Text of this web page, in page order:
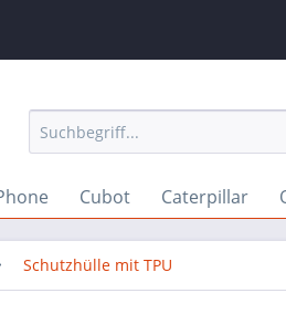
Cubot Caterpillar
Schutzhülle mit TPU